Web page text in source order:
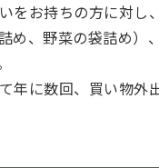
をお持ちの方に対
め、野菜の袋詰め
年に数回、買い物外